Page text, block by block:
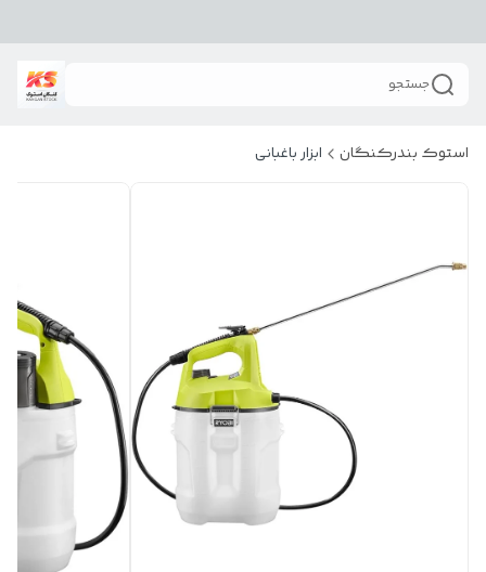
جستجو
استوک بندرکنگان ابزار باغبانی